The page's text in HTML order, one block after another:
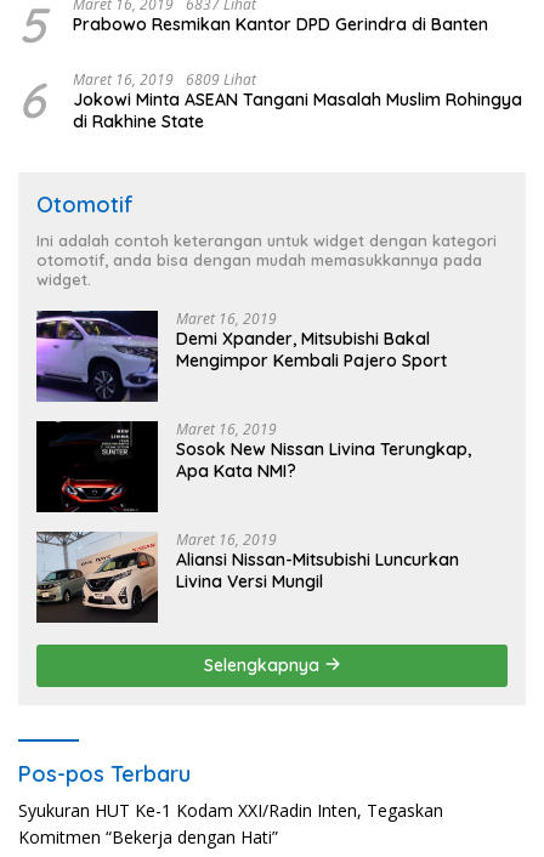
5 Prabowo Resmikan Kantor DPD Gerindra di Banten
6 Maret 16, 2019 6809 Lihat
Jokowi Minta ASEAN Tangani Masalah Muslim Rohingya
di Rakhine State
Otomotif
Ini adalah contoh keterangan untuk widget dengan kategori
otomotif, anda bisa dengan mudah memasukkannya pada
widget.
Maret 16, 2019
Demi Xpander, Mitsubishi Bakal
Mengimpor Kembali Pajero Sport
Maret 16, 2019
Sosok New Nissan Livina Terungkap,
Apa Kata NMI?
Maret 16, 2019
Aliansi Nissan-Mitsubishi Luncurkan
Livina Versi Mungil
Selengkapnya
Pos-pos Terbaru
Syukuran HUT Ke-1 Kodam XXI/Radin Inten, Tegaskan
Komitmen “Bekerja dengan Hati”